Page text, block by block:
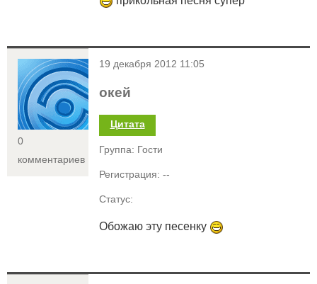
<
0
комментариев
19 декабря 2012 11:05
окей
Цитата
Группа: Гости
Регистрация: --
Статус:
Обожаю эту песенку